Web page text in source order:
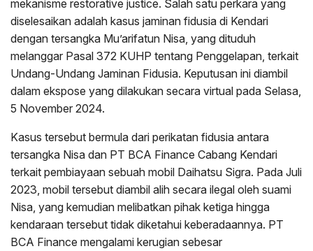
mekanisme restorative justice. Salah satu perkara yang
diselesaikan adalah kasus jaminan fidusia di Kendari
dengan tersangka Mu’arifatun Nisa, yang dituduh
melanggar Pasal 372 KUHP tentang Penggelapan, terkait
Undang-Undang Jaminan Fidusia. Keputusan ini diambil
dalam ekspose yang dilakukan secara virtual pada Selasa,
5 November 2024.
Kasus tersebut bermula dari perikatan fidusia antara
tersangka Nisa dan PT BCA Finance Cabang Kendari
terkait pembiayaan sebuah mobil Daihatsu Sigra. Pada Juli
2023, mobil tersebut diambil alih secara ilegal oleh suami
Nisa, yang kemudian melibatkan pihak ketiga hingga
kendaraan tersebut tidak diketahui keberadaannya. PT
BCA Finance mengalami kerugian sebesar